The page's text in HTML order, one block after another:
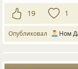
19 1
Опубликовал Ном